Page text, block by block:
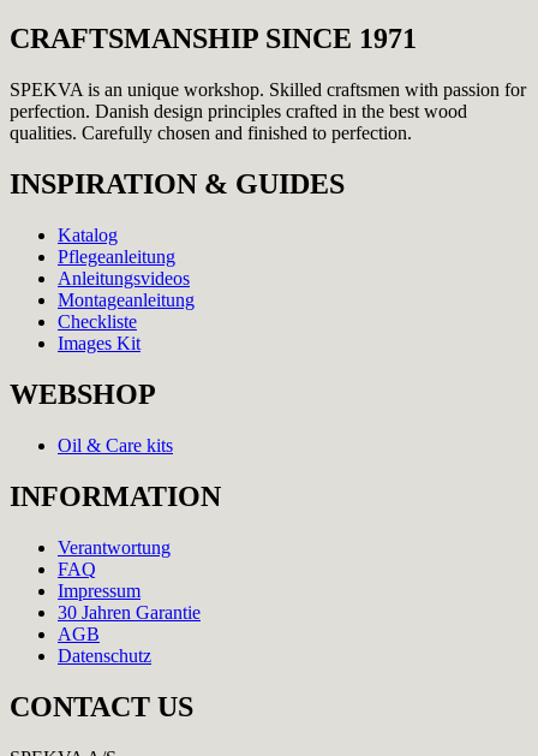
CRAFTSMANSHIP SINCE 1971
SPEKVA is an unique workshop. Skilled craftsmen with passion for
perfection. Danish design principles crafted in the best wood
qualities. Carefully chosen and finished to perfection.
INSPIRATION & GUIDES
Katalog
Pflegeanleitung
Anleitungsvideos
Montageanleitung
Checkliste
Images Kit
WEBSHOP
Oil & Care kits
INFORMATION
Verantwortung
FAQ
Impressum
30 Jahren Garantie
AGB
Datenschutz
CONTACT US